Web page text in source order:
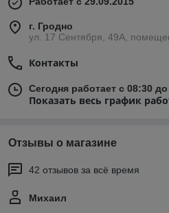
г. Гродно
ул. 17 Сентября, 49А,
Контакты
Сегодня работает с 08:30
Показать весь график
Отзывы о магазине
42 отзывов за всё время
Михаил